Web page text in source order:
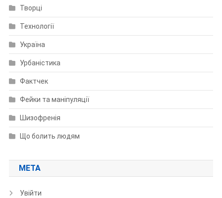
Творці
Технології
Україна
Урбаністика
Фактчек
Фейки та маніпуляції
Шизофренія
Що болить людям
МЕТА
Увійти